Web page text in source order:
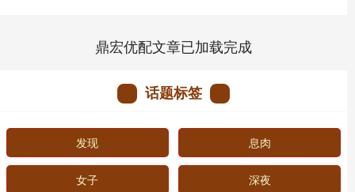
鼎宏优配文章已加载完成
话题标签
发现 息肉
女子 深夜